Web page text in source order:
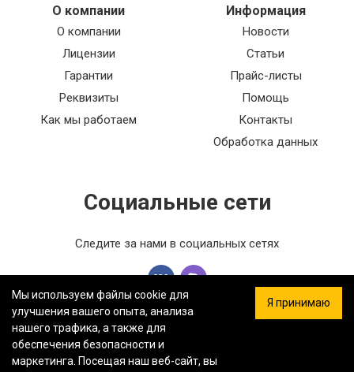
О компании
О компании
Лицензии
Гарантии
Реквизиты
Как мы работаем
Информация
Новости
Статьи
Прайс-листы
Помощь
Контакты
Обработка данных
Социальные сети
Следите за нами в социальных сетях
ООО «ФЕРСТ МАСТЕР» — Информация на сайте не является
Мы используем файлы cookie для
улучшения вашего опыта, анализа
нашего трафика, а также для
обеспечения безопасности и
маркетинга. Посещая наш веб-сайт, вы
Я принимаю